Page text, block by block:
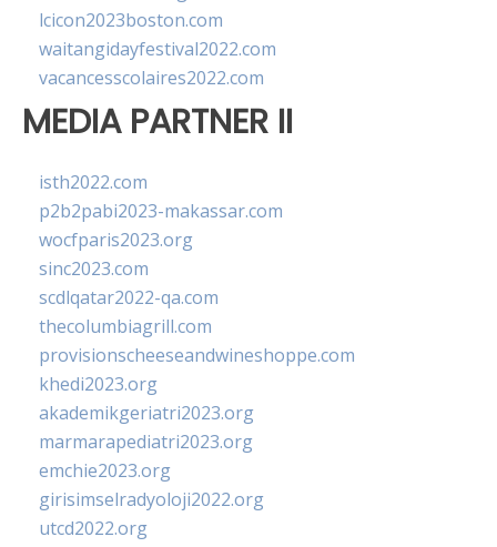
lcicon2023boston.com
waitangidayfestival2022.com
vacancesscolaires2022.com
MEDIA PARTNER II
isth2022.com
p2b2pabi2023-makassar.com
wocfparis2023.org
sinc2023.com
scdlqatar2022-qa.com
thecolumbiagrill.com
provisionscheeseandwineshoppe.com
khedi2023.org
akademikgeriatri2023.org
marmarapediatri2023.org
emchie2023.org
girisimselradyoloji2022.org
utcd2022.org